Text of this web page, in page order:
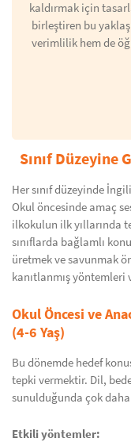
kaldırmak için
birleştiren bu
verimlilik hem de
Sınıf
Her sınıf düzeyinde
Okul öncesinde amaç
ilkokulun ilk yıllarında
sınıflarda bağlamlı
üretmek ve savunmak
kanıtlanmış
Okul Öncesi ve
(4-6 Yaş)
Bu dönemde hedef
tepki vermektir. Dil,
sunulduğunda çok
Etkili yöntemler: